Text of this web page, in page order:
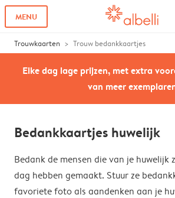
MENU
Trouwkaarten Trouw bedankkaartjes
Elke dag lage prijzen, met extra
van meer
Bedankkaartjes huwelijk
Bedank de mensen die van je huwelijk
dag hebben gemaakt. Stuur ze
favoriete foto als aandenken aan je